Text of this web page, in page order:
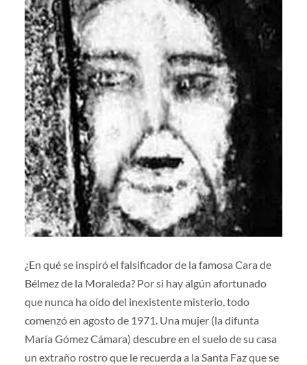
¿En qué se inspiró el falsificador de la famosa Cara de
Bélmez de la Moraleda? Por si hay algún afortunado
que nunca ha oído del inexistente misterio, todo
comenzó en agosto de 1971. Una mujer (la difunta
María Gómez Cámara) descubre en el suelo de su casa
un extraño rostro que le recuerda a la Santa Faz que se